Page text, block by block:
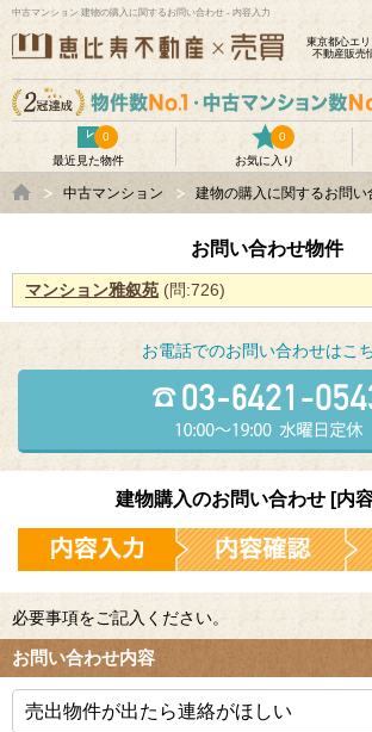
中古マンション 建物の購入に関するお問い合わせ - 内容入力
東京都⼼エ
不動産販売
最近見た物件
0
お気に入り
0
中古マンション 建物の購入に関するお問い
お問い合わせ物件
マンション雅叙苑 (問:726)
お電話でのお問い合わせはこ
建物購入のお問い合わせ [内
必要事項をご記入ください。
お問い合わせ内容